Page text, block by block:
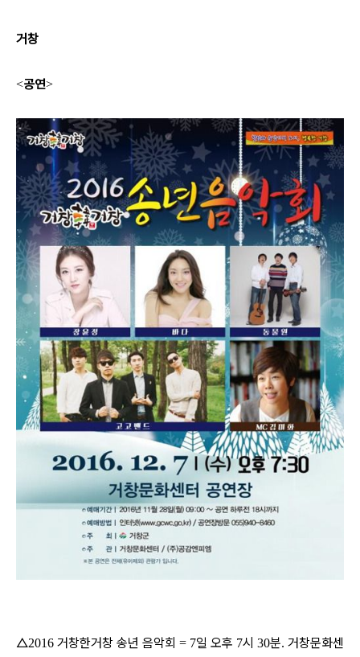
거창
<공연>
△2016 거창한거창 송년 음악회 = 7일 오후 7시 30분. 거창문화센